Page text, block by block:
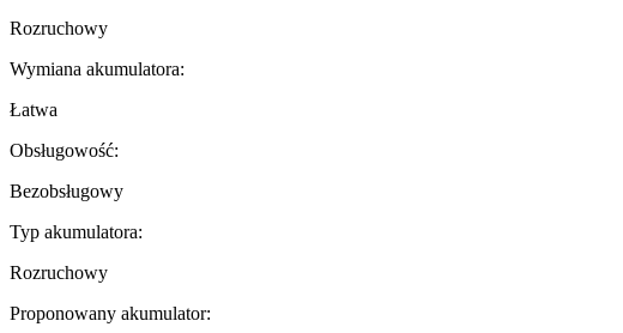
Rozruchowy
Wymiana akumulatora:
Łatwa
Obsługowość:
Bezobsługowy
Typ akumulatora:
Rozruchowy
Proponowany akumulator: